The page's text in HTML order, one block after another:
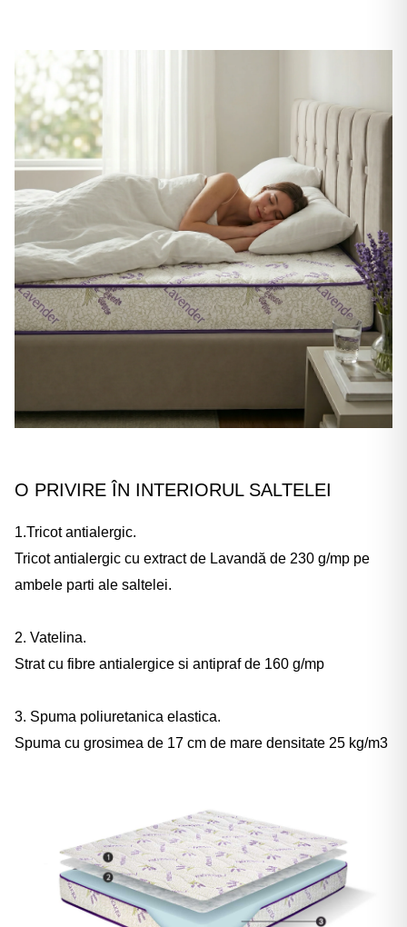
O PRIVIRE ÎN INTERIORUL SALTELEI
1.Tricot antialergic.
Tricot antialergic cu extract de Lavandă de 230 g/mp pe
ambele parti ale saltelei.
2. Vatelina.
Strat cu fibre antialergice si antipraf de 160 g/mp
3. Spuma poliuretanica elastica.
Spuma cu grosimea de 17 cm de mare densitate 25 kg/m3